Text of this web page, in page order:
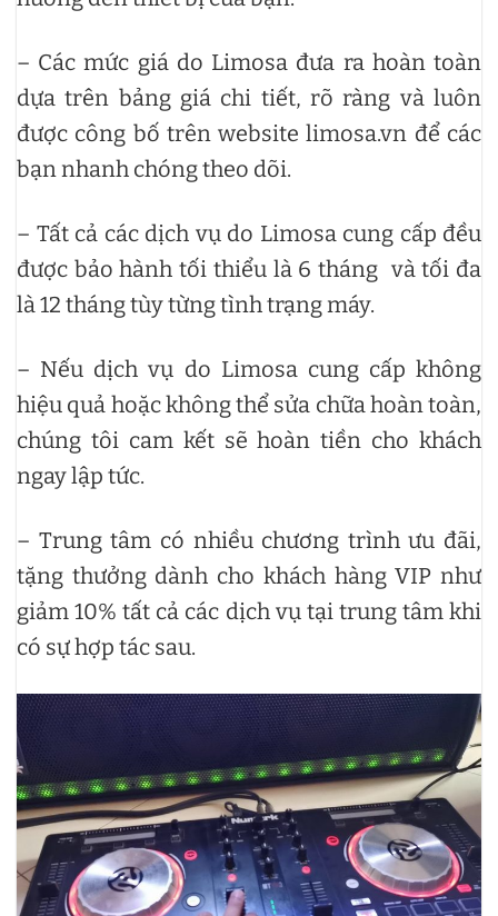
– Các mức giá do Limosa đưa ra hoàn toàn
dựa trên bảng giá chi tiết, rõ ràng và luôn
được công bố trên website limosa.vn để các
bạn nhanh chóng theo dõi.
– Tất cả các dịch vụ do Limosa cung cấp đều
được bảo hành tối thiểu là 6 tháng và tối đa
là 12 tháng tùy từng tình trạng máy.
– Nếu dịch vụ do Limosa cung cấp không
hiệu quả hoặc không thể sửa chữa hoàn toàn,
chúng tôi cam kết sẽ hoàn tiền cho khách
ngay lập tức.
– Trung tâm có nhiều chương trình ưu đãi,
tặng thưởng dành cho khách hàng VIP như
giảm 10% tất cả các dịch vụ tại trung tâm khi
có sự hợp tác sau.